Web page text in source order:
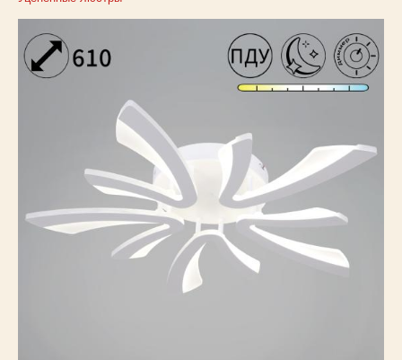
О компании
Новости
Каталог
товаров